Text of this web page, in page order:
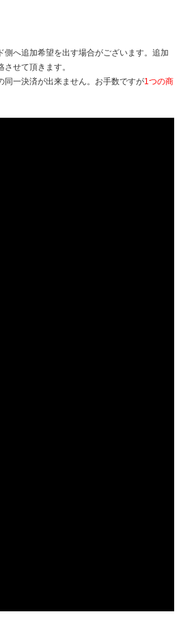
側へ追加希望を出す場合がございます。追加
せて頂きます。
同一決済が出来ません。お手数ですが1つの商